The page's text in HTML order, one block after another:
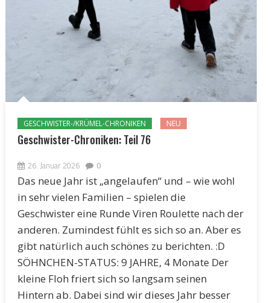
GESCHWISTER-/KRÜMEL-CHRONIKEN NEU
Geschwister-Chroniken: Teil 76
26. Januar 2026 0
Das neue Jahr ist „angelaufen“ und – wie wohl
in sehr vielen Familien – spielen die
Geschwister eine Runde Viren Roulette nach der
anderen. Zumindest fühlt es sich so an. Aber es
gibt natürlich auch schönes zu berichten. :D
SÖHNCHEN-STATUS: 9 JAHRE, 4 Monate Der
kleine Floh friert sich so langsam seinen
Hintern ab. Dabei sind wir dieses Jahr besser